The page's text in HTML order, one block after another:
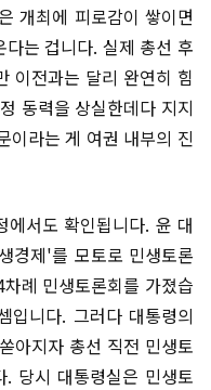
개최에 피로감이 쌓이면
는 겁니다. 실제 총선 후
이전과는 달리 완연히 힘
동력을 상실한데다 지지
이라는 게 여권 내부의 진
에서도 확인됩니다. 윤 대
경제'를 모토로 민생토론
례 민생토론회를 가졌습
입니다. 그러다 대통령의
아지자 총선 직전 민생토
당시 대통령실은 민생토